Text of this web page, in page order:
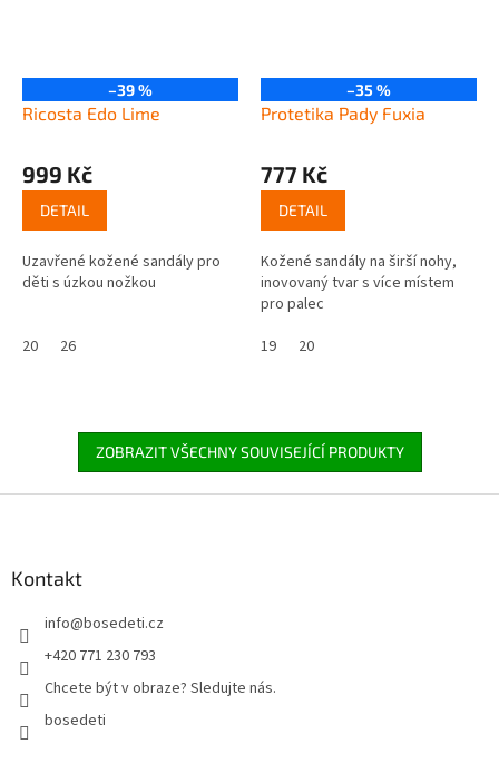
–39 %
Ricosta Edo Lime
999 Kč
DETAIL
Uzavřené kožené sandály pro
děti s úzkou nožkou
20 26
–35 %
Protetika Pady Fuxia
777 Kč
DETAIL
Kožené sandály na širší nohy,
inovovaný tvar s více místem
pro palec
19
20
ZOBRAZIT VŠECHNY SOUVISEJÍCÍ PRODUKTY
Kontakt
info@bosedeti.cz
+420 771 230 793
Chcete být v obraze? Sledujte nás.
bosedeti